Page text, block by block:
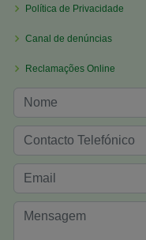
Política de Privacidade
Canal de denúncias
Reclamações Online